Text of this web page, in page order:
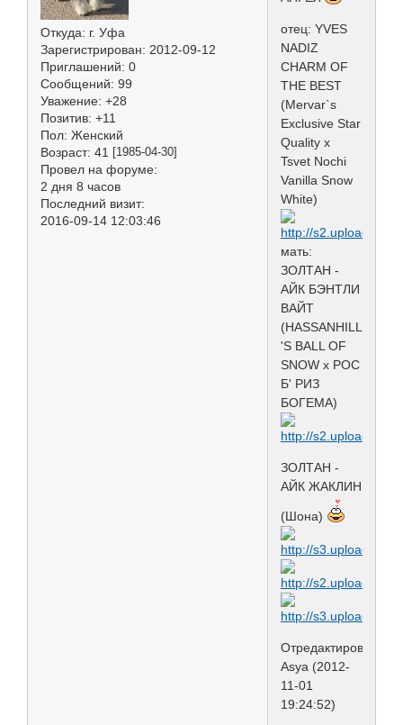
Откуда: г. Уфа
Зарегистрирован: 2012-09-12
Приглашений: 0
Сообщений: 99
Уважение: +28
Позитив: +11
Пол: Женский
Возраст: 41 [1985-04-30]
Провел на форуме:
2 дня 8 часов
Последний визит:
2016-09-14 12:03:46
отец: YVES
NADIZ
CHARM OF
THE BEST
(Mervar`s
Exclusive Star
Quality х
Tsvet Nochi
Vanilla Snow
White)
мать:
ЗОЛТАН -
АЙК БЭНТЛИ
ВАЙТ
(HASSANHILL
'S BALL OF
SNOW х РОС
Б' РИЗ
БОГЕМА)
ЗОЛТАН -
АЙК ЖАКЛИН
(Шона)
Отредактировано
Asya (2012-
11-01
19:24:52)